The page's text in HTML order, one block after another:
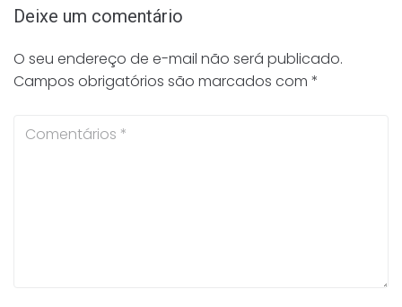
Deixe um comentário
O seu endereço de e-mail não será publicado.
Campos obrigatórios são marcados com *